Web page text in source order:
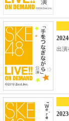
出演